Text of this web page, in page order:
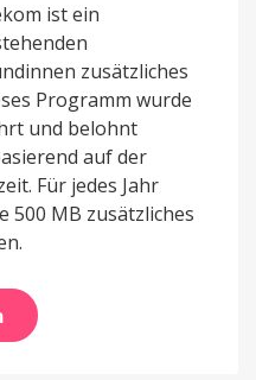
ist ein
zusätzliches
Programm wurde
und belohnt
auf der
Für jedes Jahr
500 MB zusätzliches